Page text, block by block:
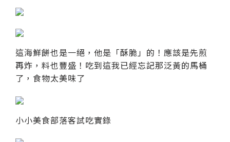
這海鮮餅也是一絕，他是「酥脆」的！應該是先煎
再炸，料也豐盛！吃到這我已經忘記那泛黃的馬桶
了，食物太美味了
小小美食部落客試吃實錄